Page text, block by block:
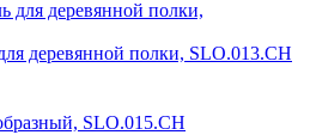
деревянной полки, SLO.013.CH